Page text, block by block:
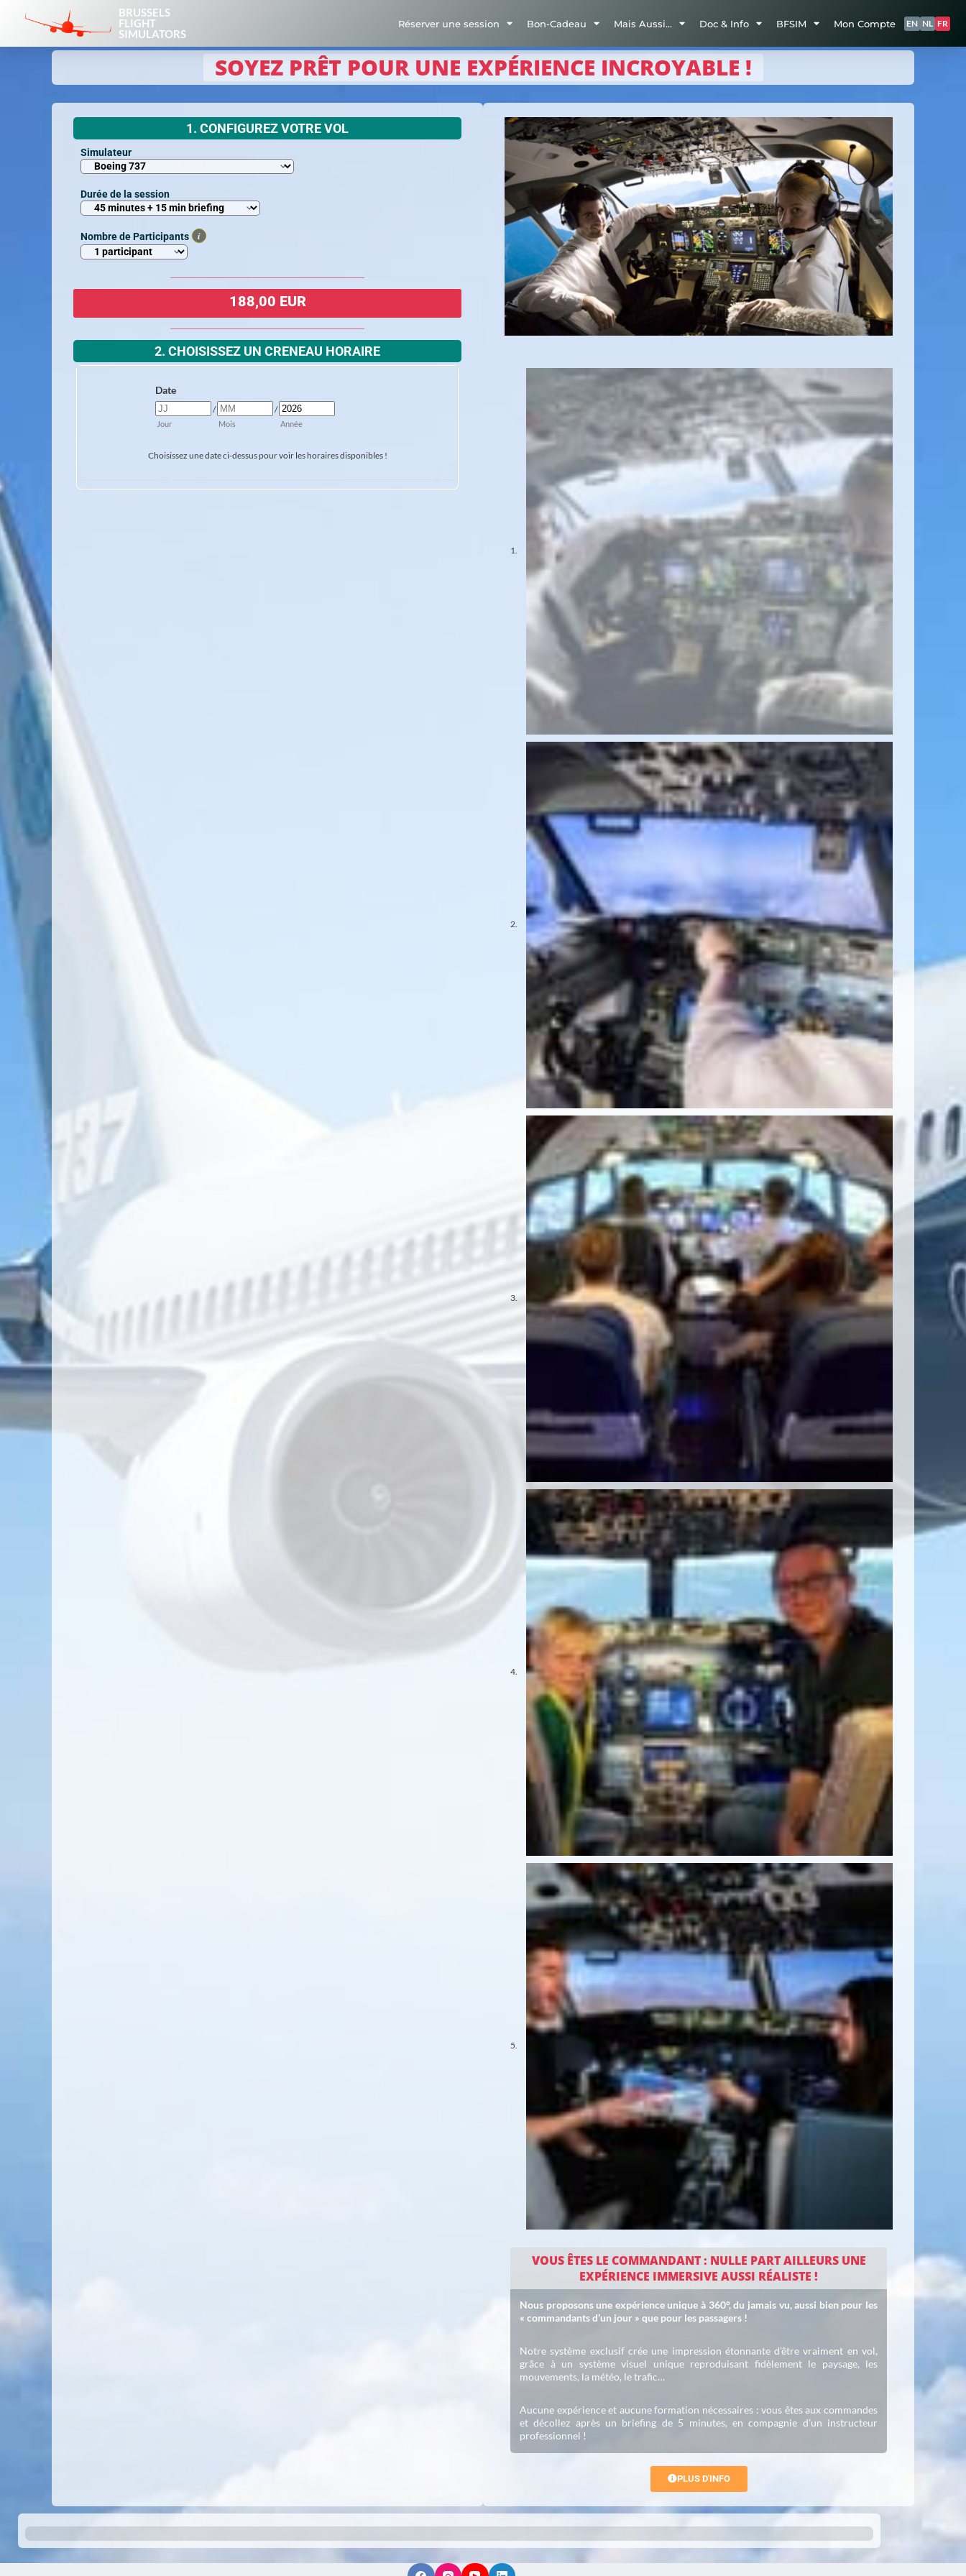
BRUSSELS
FLIGHT
SIMULATORS
Réserver une session Bon-Cadeau Mais Aussi… Doc & Info BFSIM Mon Compte EN NL FR
SOYEZ PRÊT POUR UNE EXPÉRIENCE INCROYABLE !
1. CONFIGUREZ VOTRE VOL
Simulateur
Durée de la session
Nombre de Participants i
188,00 EUR
2. CHOISISSEZ UN CRENEAU HORAIRE
Date
Jour
/
Mois
/
Année
Choisissez une date ci-dessus pour voir les horaires disponibles !
VOUS ÊTES LE COMMANDANT : NULLE PART AILLEURS UNE
EXPÉRIENCE IMMERSIVE AUSSI RÉALISTE !
Nous proposons une expérience unique à 360°, du jamais vu, aussi bien pour les
« commandants d’un jour » que pour les passagers !
Notre système exclusif crée une impression étonnante d’être vraiment en vol,
grâce à un système visuel unique reproduisant fidèlement le paysage, les
mouvements, la météo, le trafic…
Aucune expérience et aucune formation nécessaires : vous êtes aux commandes
et décollez après un briefing de 5 minutes, en compagnie d’un instructeur
professionnel !
PLUS D'INFO